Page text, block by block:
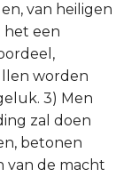
van heiligen
het een
worden
3) Men
zal doen
betonen
van de macht